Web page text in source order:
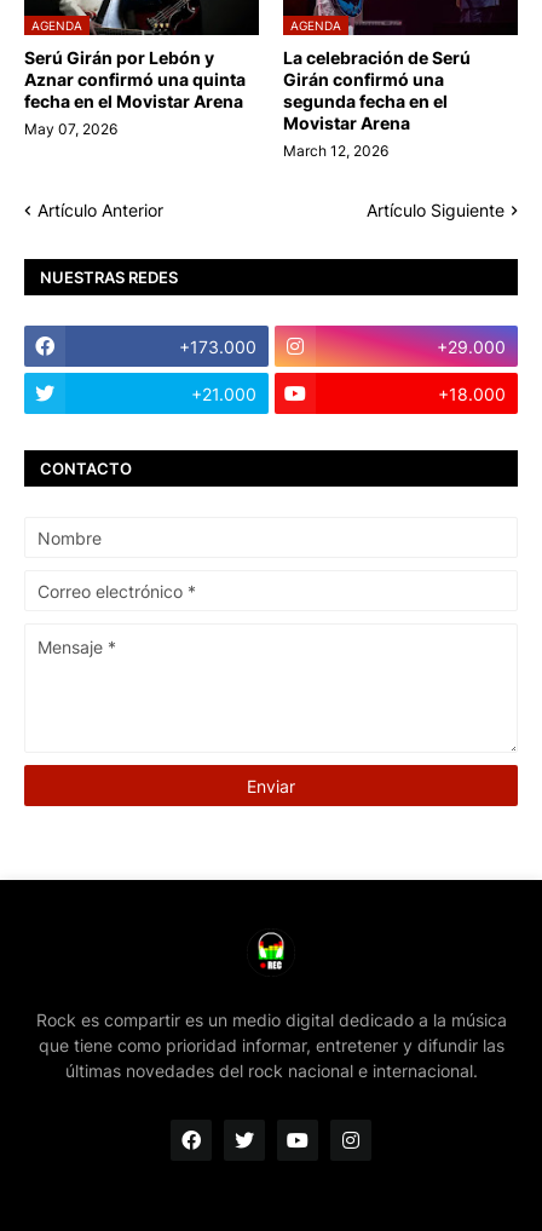
AGENDA
Serú Girán por Lebón y
Aznar confirmó una quinta
fecha en el Movistar Arena
May 07, 2026
AGENDA
La celebración de Serú
Girán confirmó una
segunda fecha en el
Movistar Arena
March 12, 2026
Artículo Anterior Artículo Siguiente
NUESTRAS REDES
+173.000 +29.000
+21.000 +18.000
CONTACTO
Rock es compartir es un medio digital dedicado a la música
que tiene como prioridad informar, entretener y difundir las
últimas novedades del rock nacional e internacional.